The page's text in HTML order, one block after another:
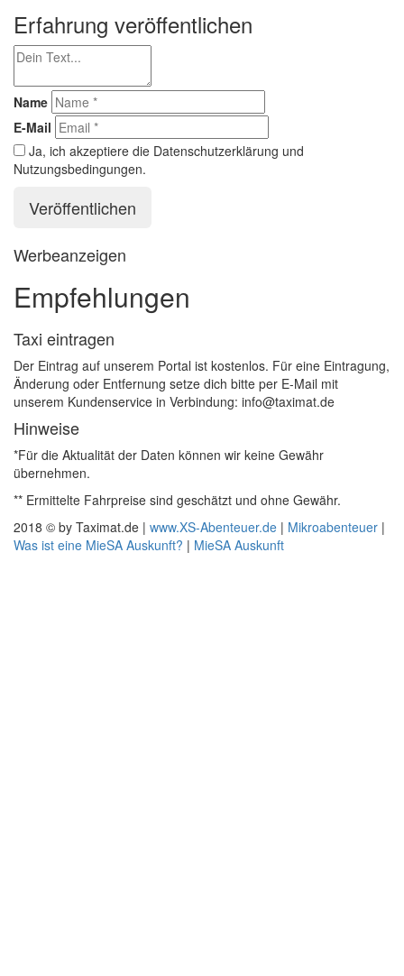
Erfahrung veröffentlichen
Name
E-Mail
Ja, ich akzeptiere die Datenschutzerklärung und
Nutzungsbedingungen.
Werbeanzeigen
Empfehlungen
Taxi eintragen
Der Eintrag auf unserem Portal ist kostenlos. Für eine Eintragung,
Änderung oder Entfernung setze dich bitte per E-Mail mit
unserem Kundenservice in Verbindung: info@taximat.de
Hinweise
*Für die Aktualität der Daten können wir keine Gewähr
übernehmen.
** Ermittelte Fahrpreise sind geschätzt und ohne Gewähr.
2018 © by Taximat.de | www.XS-Abenteuer.de | Mikroabenteuer |
Was ist eine MieSA Auskunft? | MieSA Auskunft